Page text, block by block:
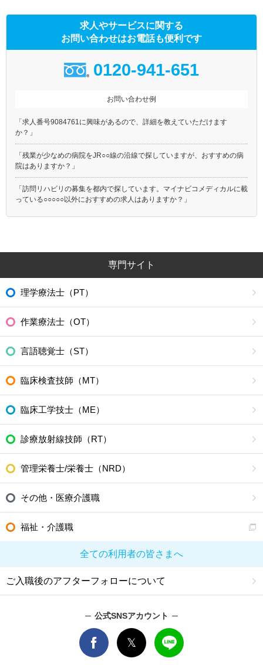
求人やサービスに関する
お問い合わせはお電話も便利です
0120-941-651
お問い合わせ例
「求人番号9084761に興味があるので、詳細を教えていただけます
か？」
「残業が少なめの病院をJR○○線の沿線で探していますが、おすすめの病
院はありますか？」
「訪問リハビリの募集を都内で探しています。マイナビコメディカルに載
っている○○○○○以外におすすめの求人はありますか？」
専門サイト
理学療法士（PT）
作業療法士（OT）
言語聴覚士（ST）
臨床検査技師（MT）
臨床工学技士（ME）
診療放射線技師（RT）
管理栄養士/栄養士（NRD）
その他・医療介護職
福祉・介護職
全ての利用者の皆さまへ
ご入職後のアフターフォローについて
公式SNSアカウント